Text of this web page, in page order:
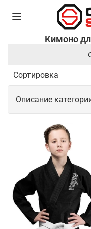
Кимоно
Описание
Спортивное
Спортивное
используемая в
единоборствах,
бразильское
плотной и
интенсивные